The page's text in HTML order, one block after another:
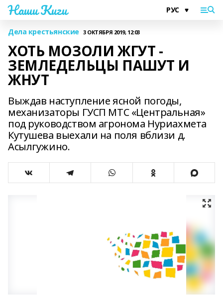
Наши Киги
Дела крестьянские 3 ОКТЯБРЯ 2019, 12:03
ХОТЬ МОЗОЛИ ЖГУТ -
ЗЕМЛЕДЕЛЬЦЫ ПАШУТ И
ЖНУТ
Выждав наступление ясной погоды,
механизаторы ГУСП МТС «Центральная»
под руководством агронома Нуриахмета
Кутушева выехали на поля вблизи д.
Асылгужино.